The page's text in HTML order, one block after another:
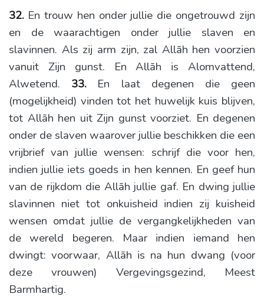
32. En trouw hen onder jullie die ongetrouwd zijn
en de waarachtigen onder jullie slaven en
slavinnen. Als zij arm zijn, zal Allāh hen voorzien
vanuit Zijn gunst. En Allāh is Alomvattend,
Alwetend. 33.
En laat degenen die geen
(mogelijkheid) vinden tot het huwelijk kuis blijven,
tot Allāh hen uit Zijn gunst voorziet. En degenen
onder de slaven waarover jullie beschikken die een
vrijbrief van jullie wensen: schrijf die voor hen,
indien jullie iets goeds in hen kennen. En geef hun
van de rijkdom die Allāh jullie gaf. En dwing jullie
slavinnen niet tot onkuisheid indien zij kuisheid
wensen omdat jullie de vergangkelijkheden van
de wereld begeren. Maar indien iemand hen
dwingt: voorwaar, Allāh is na hun dwang (voor
deze vrouwen) Vergevingsgezind, Meest
Barmhartig.